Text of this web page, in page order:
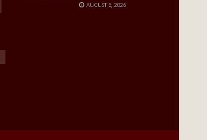
AUGUST 6, 2026